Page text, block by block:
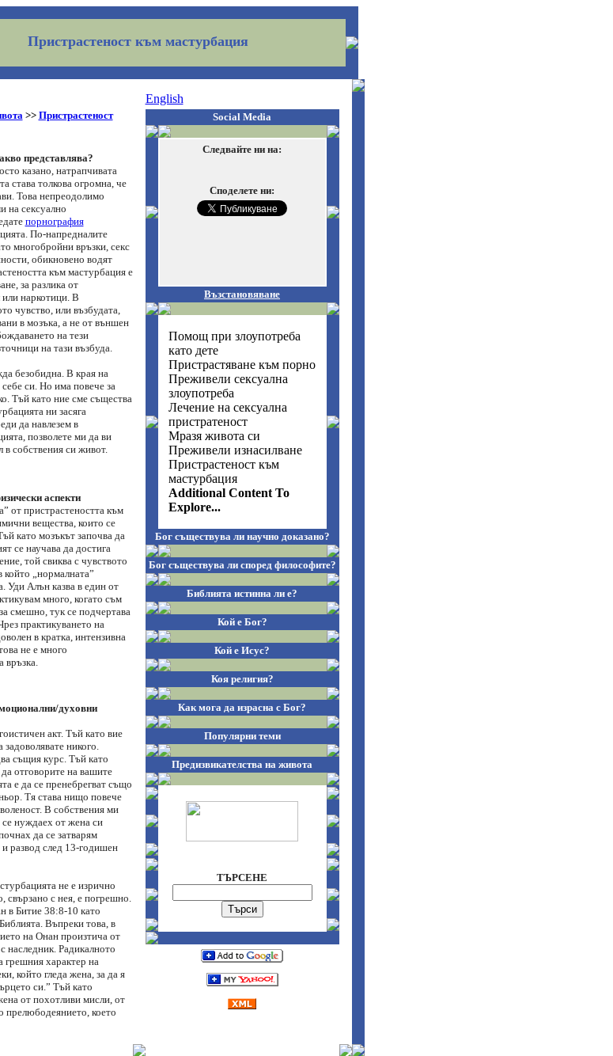
Пристрастеност към мастурбация
>> Пристрастеност
представлява?
казано, натрапчивата
става толкова огромна, че
Това непреодолимо
на сексуално
порнография
По-напредналите
многобройни връзки, секс
обикновено водят
към мастурбация е
за разлика от
или наркотици. В
чувство, или възбудата,
в мозъка, а не от външен
на тези
на тази възбуда.
безобидна. В края на
си. Но има повече за
Тъй като ние сме същества
ни засяга
да навлезем в
позволете ми да ви
в собствения си живот.
аспекти
от пристрастеността към
вещества, които се
като мозъкът започва да
се научава да достига
той свиква с чувството
„нормалната”
Уди Алън казва в един от
много, когато съм
смешно, тук се подчертава
практикуването на
в кратка, интензивна
не е много
връзка.
духовни
акт. Тъй като вие
никого.
същия курс. Тъй като
отговорите на вашите
е да се пренебрегват също
Тя става нищо повече
В собствения ми
се нуждаех от жена си
да се затварям
развод след 13-годишен
не е изрично
свързано с нея, е погрешно.
в Битие 38:8-10 като
Въпреки това, в
на Онан произтича от
наследник. Радикалното
грешния характер на
който гледа жена, за да я
си.” Тъй като
от похотливи мисли, от
прелюбодеянието, което
English
Social Media
Следвайте ни на:
Споделете ни:
Възстановяване
Помощ при злоупотреба
като дете
Пристрастяване към порно
Преживели сексуална
злоупотреба
Лечение на сексуална
пристратеност
Мразя живота си
Преживели изнасилване
Пристрастеност към
мастурбация
Additional Content To
Explore...
Бог съществува ли научно доказано?
Бог съществува ли според философите?
Библията истинна ли е?
Кой е Бог?
Кой е Исус?
Коя религия?
Как мога да израсна с Бог?
Популярни теми
Предизвикателства на живота
ТЪРСЕНЕ